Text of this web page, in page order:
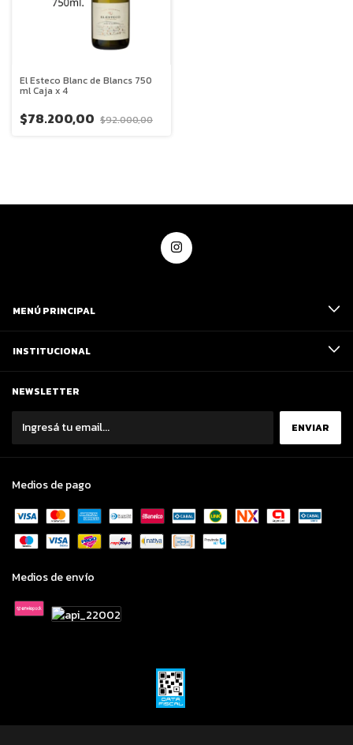
El Esteco Blanc de Blancs 750
ml Caja x 4
$78.200,00 $92.000,00
MENÚ PRINCIPAL
INSTITUCIONAL
NEWSLETTER
Medios de pago
Medios de envío